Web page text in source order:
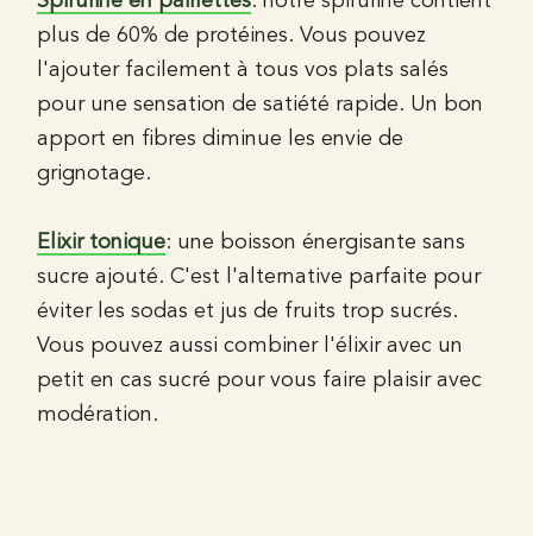
plus de 60% de protéines. Vous pouvez
l'ajouter facilement à tous vos plats salés
pour une sensation de satiété rapide. Un bon
apport en fibres diminue les envie de
grignotage.
Elixir tonique: une boisson énergisante sans
sucre ajouté. C'est l'alternative parfaite pour
éviter les sodas et jus de fruits trop sucrés.
Vous pouvez aussi combiner l'élixir avec un
petit en cas sucré pour vous faire plaisir avec
modération.